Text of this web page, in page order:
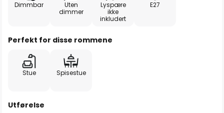
Dimmbar
Uten
dimmer
Lyspære
ikke
inkludert
E27
Perfekt for disse rommene
Stue Spisestue
Utførelse